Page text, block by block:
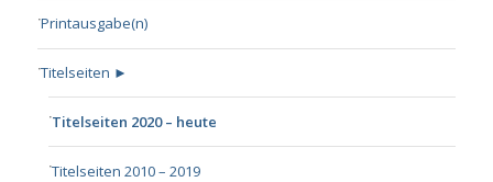
Printausgabe(n)
Titelseiten ►
Titelseiten 2020 – heute
Titelseiten 2010 – 2019